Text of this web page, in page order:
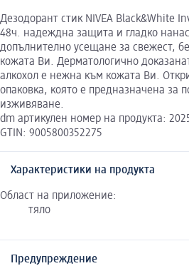
Дезодорант стик NIVEA Black&White
48ч. надеждна защита и гладко
допълнително усещане за свежест,
кожата Ви. Дерматологично
алкохол е нежна към кожата Ви.
опаковка, която е предназначена за
изживяване.
dm артикулен номер на продукта:
GTIN: 9005800352275
Характеристики на продукта
Област на приложение:
тяло
Предупреждение